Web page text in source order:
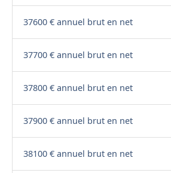
37600 € annuel brut en net
37700 € annuel brut en net
37800 € annuel brut en net
37900 € annuel brut en net
38100 € annuel brut en net